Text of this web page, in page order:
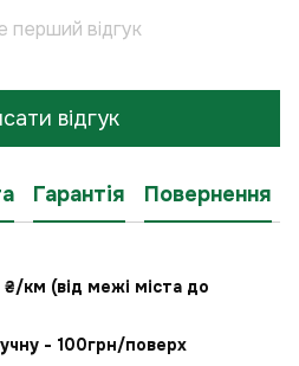
перший відгук
відгук
Гарантія Повернення
₴/км (від межі міста до
- 100грн/поверх